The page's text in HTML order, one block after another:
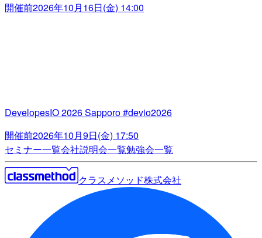
開催前2026年10月16日(金) 14:00
DevelopesIO 2026 Sapporo #devio2026
開催前2026年10月9日(金) 17:50
セミナー一覧会社説明会一覧勉強会一覧
クラスメソッド株式会社